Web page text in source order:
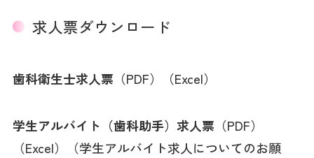
求人票ダウンロード
歯科衛生士求人票 （PDF）（Excel）
学生アルバイト（歯科助手）求人票 （PDF）
（Excel）（学生アルバイト求人についてのお願